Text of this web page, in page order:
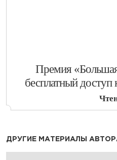
​Премия
бесплатный доступ
ДРУГИЕ МАТЕРИАЛЫ